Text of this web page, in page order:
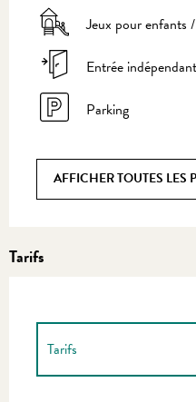
Jeux pour enfants
Entrée
Parking
AFFICHER TOUTES LES
Tarifs
Tarifs